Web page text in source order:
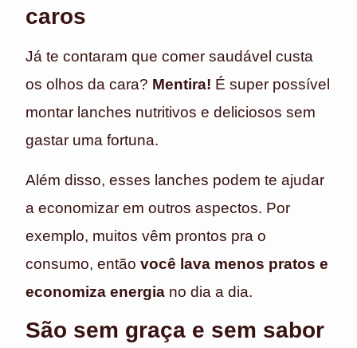
caros
Já te contaram que comer saudável custa
os olhos da cara? Mentira! É super possível
montar lanches nutritivos e deliciosos sem
gastar uma fortuna.
Além disso, esses lanches podem te ajudar
a economizar em outros aspectos. Por
exemplo, muitos vêm prontos pra o
consumo, então você lava menos pratos e
economiza energia no dia a dia.
São sem graça e sem sabor